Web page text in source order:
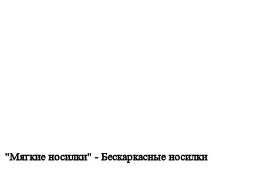
"Мягкие носилки" - Бескаркасные носилки